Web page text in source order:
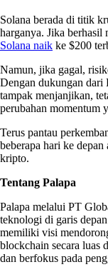
Solana berada di titik
harganya. Jika berhasil
Solana naik ke $200
Namun, jika gagal,
Dengan dukungan dari
tampak menjanjikan,
perubahan momentum
Terus pantau
beberapa hari ke
kripto.
Tentang Palapa
Palapa melalui PT
teknologi di garis
memiliki visi
blockchain secara luas
dan berfokus pada